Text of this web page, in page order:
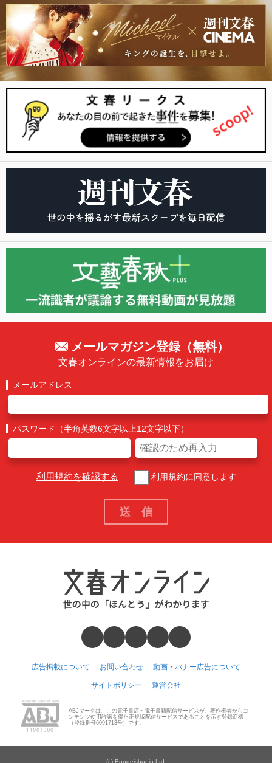
メールマガジン登録（無料）
文春オンラインの最新情報をお届け
メールアドレス
パスワード（半角英数6文字以上12文字以下）
利用規約を確認する 利用規約に同意します
広告掲載について お問い合わせ 動画・バナー広告について
サイトポリシー 運営会社
ABJマークは、この電子書店・電子書籍配信サービスが、著作権者からコ
ンテンツ使用許諾を得た正規版配信サービスであることを示す登録商標
（登録番号6091713号）です。
(c) Bungeishunju Ltd.